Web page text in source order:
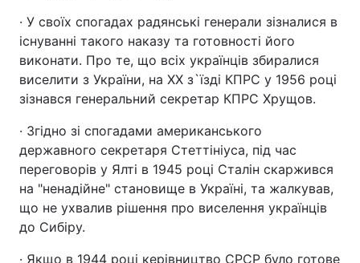
· У своїх спогадах радянські генерали зізналися в
існуванні такого наказу та готовності його
виконати. Про те, що всіх українців збиралися
виселити з України, на ХХ з`їзді КПРС у 1956 році
зізнався генеральний секретар КПРС Хрущов.
· Згідно зі спогадами американського
державного секретаря Стеттініуса, під час
переговорів у Ялті в 1945 році Сталін скаржився
на "ненадійне" становище в Україні, та жалкував,
що не ухвалив рішення про виселення українців
до Сибіру.
· Якщо в 1944 році керівництво СРСР було готове